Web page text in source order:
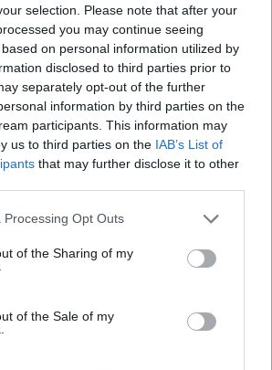
selection. Please note that after your
you may continue seeing
on personal information utilized by
disclosed to third parties prior to
separately opt-out of the further
information by third parties on the
participants. This information may
us to third parties on the IAB’s List of
that may further disclose it to other
Processing Opt Outs
of the Sharing of my
of the Sale of my
7 - 18
Squalificato 0 - 0%
Infortunato 0 - 0
Inutilizzato 15 - 39%
Entrato Bonus/Malus